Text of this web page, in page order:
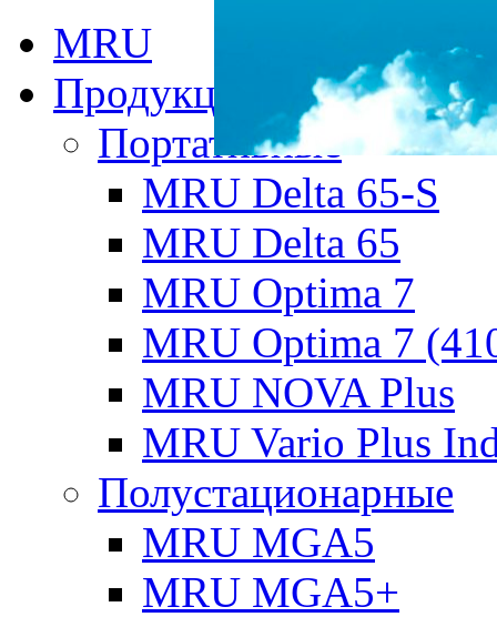
MRU
Продукция MRU
Портативные
MRU Delta 65-S
MRU Delta 65
MRU Optima 7
MRU Optima 7
MRU NOVA Plus
MRU Vario Plus
Полустационарные
MRU MGA5
MRU MGA5+